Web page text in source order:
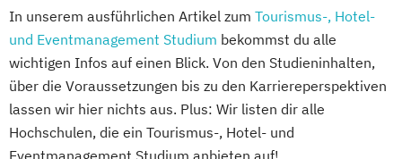
In unserem ausführlichen Artikel zum Tourismus-, Hotel-
und Eventmanagement Studium bekommst du alle
wichtigen Infos auf einen Blick. Von den Studieninhalten,
über die Voraussetzungen bis zu den Karriereperspektiven
lassen wir hier nichts aus. Plus: Wir listen dir alle
Hochschulen, die ein Tourismus-, Hotel- und